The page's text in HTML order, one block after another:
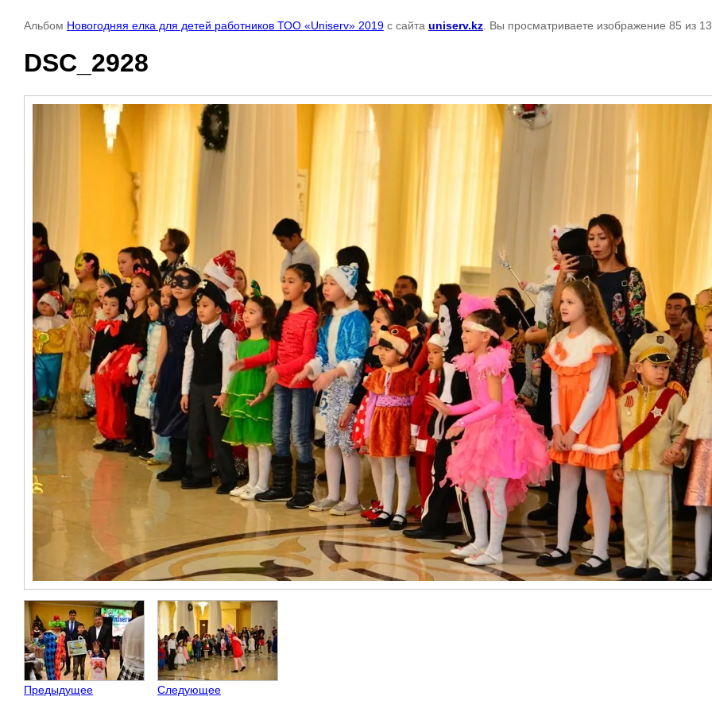
Альбом Новогодняя елка для детей работников ТОО «Uniserv» 2019 с сайта uniserv.kz . Вы просматриваете изображение 85 из
DSC_2928
Предыдущее Следующее